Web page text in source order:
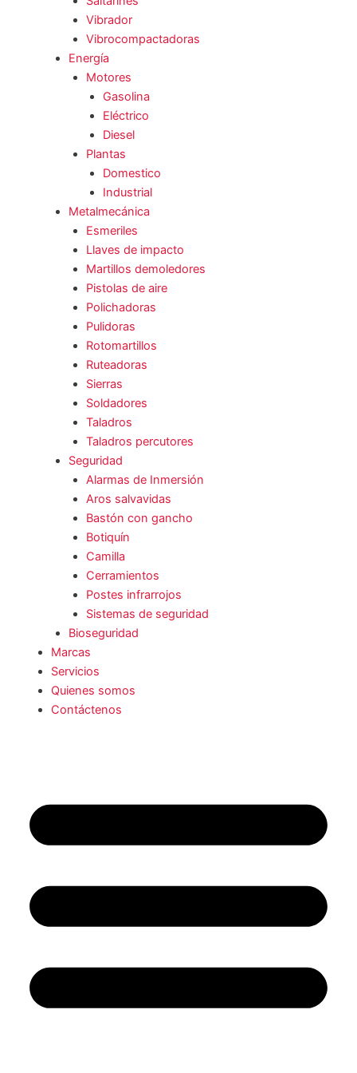
Vibrador
Vibrocompactadoras
Energía
Motores
Gasolina
Eléctrico
Diesel
Plantas
Domestico
Industrial
Metalmecánica
Esmeriles
Llaves de impacto
Martillos demoledores
Pistolas de aire
Polichadoras
Pulidoras
Rotomartillos
Ruteadoras
Sierras
Soldadores
Taladros
Taladros percutores
Seguridad
Alarmas de Inmersión
Aros salvavidas
Bastón con gancho
Botiquín
Camilla
Cerramientos
Postes infrarrojos
Sistemas de seguridad
Bioseguridad
Marcas
Servicios
Quienes somos
Contáctenos